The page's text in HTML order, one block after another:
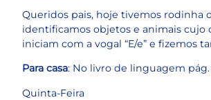
Queridos pais, hoje tivemos rodinha
identificamos objetos e animais cujo
iniciam com a vogal “E/e” e fizemos
Para casa: No livro de linguagem pág.
Quinta-Feira